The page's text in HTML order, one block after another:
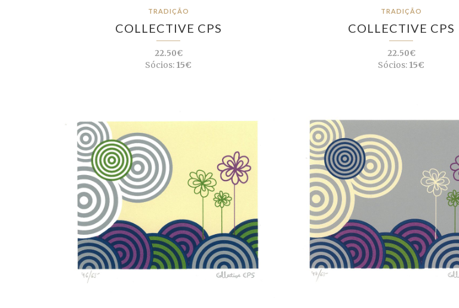
TRADIÇÃO
COLLECTIVE CPS
22.50€
Sócios: 15€
TRADIÇÃO
COLLECTIVE CPS
22.50€
Sócios: 15€